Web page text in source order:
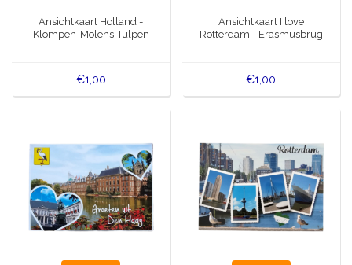
Wens & Ansichtkaarten
Koninghuis artikelen
Wandborden - Gekleurd en Delfts blauw
Peper en Zout stelletjes
Delfts blauwe magneten
Ansichtkaart Holland -
Klompen-Molens-Tulpen
€1,00
Ansichtkaart I love
Rotterdam - Erasmusbrug
€1,00